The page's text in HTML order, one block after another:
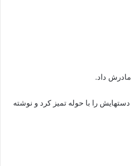
داد.
را با حوله تمیز کرد و نوشته